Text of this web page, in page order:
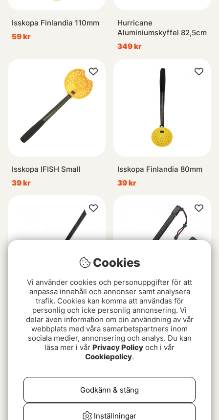
Isskopa Finlandia 110mm
59 kr
Hurricane
Aluminiumskyffel 82,5cm
349 kr
Isskopa IFISH Small
39 kr
Isskopa Finlandia 80mm
39 kr
Isskopa Aluminium
110mm
159 kr
Rapala Isskopa Mini
Mega
89 kr
Cookies
Vi använder cookies och personuppgifter för att
anpassa innehåll och annonser samt analysera
trafik. Cookies kan komma att användas för
personlig och icke personlig annonsering. Vi
delar även information om din användning av vår
webbplats med våra samarbetspartners inom
sociala medier, annonsering och analys. Du kan
läsa mer i vår Privacy Policy och i vår
Cookiepolicy.
Inställningar
Godkänn & stäng